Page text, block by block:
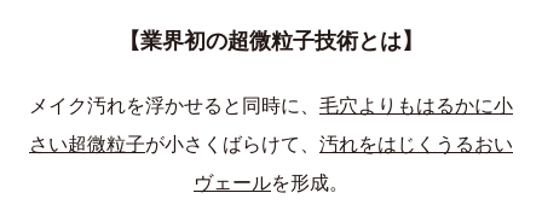
【業界初の超微粒子技術とは】
メイク汚れを浮かせると同時に、 毛穴よりもはるかに小
さい超微粒子が小さくばらけて、 汚れをはじくうるおい
ヴェールを形成。